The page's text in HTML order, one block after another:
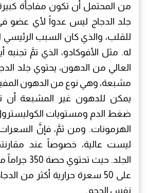
من المحتمل أن تكون مفاجأة كبيرة
جلد الدجاج ليس عدواً لأي عضو
للقلب، والذي كان السبب الرئيسي
له. مثل الأفوكادو، الذي تمَّ
العالي من الدهون، يحتوي جلد
مشبعة، وهي نوع من الدهون
يمكن للدهون غير المشبعة
ضغط الدم ومستويات
الهرمونات. ومن ثمَّ، فإنَّ السعرات
ليست عالية، خصوصاً عند
الجلد. حيث
على 50 سعرة حرارية أكثر من
نفس الحجم.